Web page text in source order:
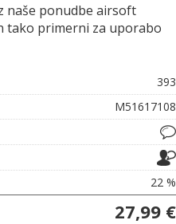
naše ponudbe airsoft
tako primerni za uporabo
393
M51617108
22 %
27,99 €